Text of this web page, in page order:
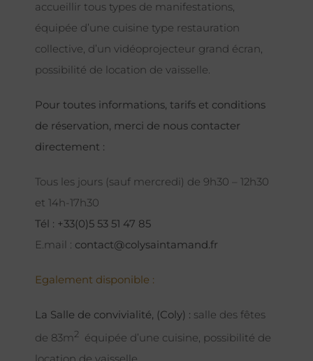
accueillir tous types de manifestations,
équipée d’une cuisine type restauration
collective, d’un vidéoprojecteur grand écran,
possibilité de location de vaisselle.
Pour toutes informations, tarifs et conditions
de réservation, merci de nous contacter
directement :
Tous les jours (sauf mercredi) de 9h30 – 12h30
et 14h-17h30
Tél : +33(0)5 53 51 47 85
E.mail : contact@colysaintamand.fr
Egalement disponible :
La Salle de convivialité, (Coly) : salle des fêtes
de 83m2 équipée d’une cuisine, possibilité de